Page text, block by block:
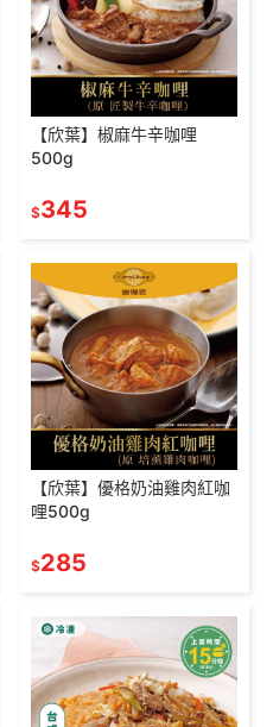
【欣葉】椒麻牛辛咖哩
500g
$345
【欣葉】優格奶油雞肉紅咖
哩500g
$285